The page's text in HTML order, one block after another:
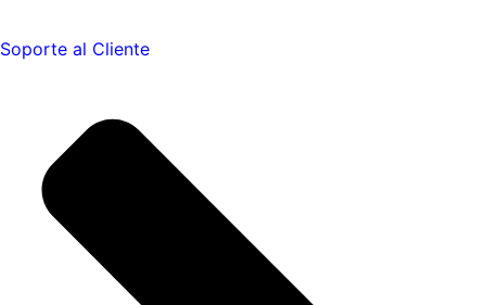
Soporte al Cliente